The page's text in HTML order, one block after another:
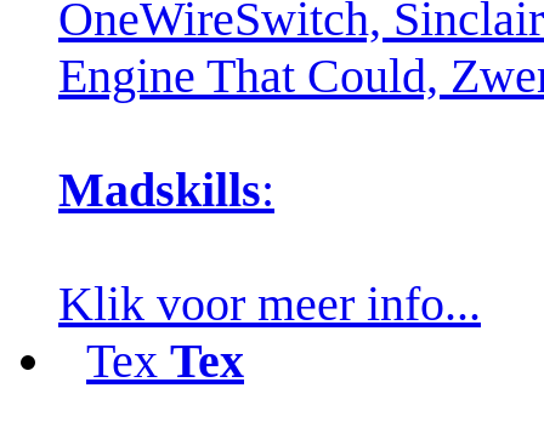
OneWireSwitch,
Engine That Could,
Madskills:
Klik voor meer info...
Tex Tex